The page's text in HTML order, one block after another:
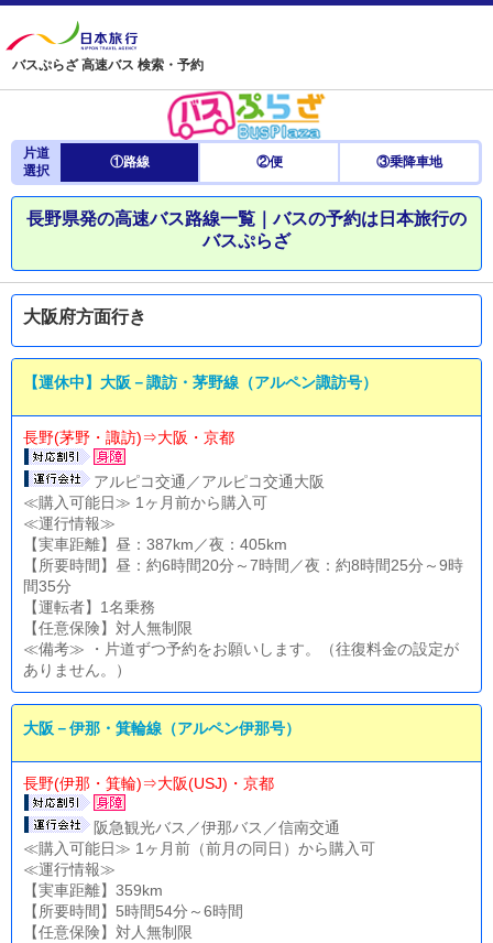
バスぷらざ 高速バス 検索・予約
片道
選択
①路線 ②便 ③乗降車地
長野県発の高速バス路線一覧｜バスの予約は日本旅行の
バスぷらざ
大阪府方面行き
【運休中】大阪－諏訪・茅野線（アルペン諏訪号）
長野(茅野・諏訪)⇒大阪・京都
アルピコ交通／アルピコ交通大阪
≪購入可能日≫ 1ヶ月前から購入可
≪運行情報≫
【実車距離】昼：387km／夜：405km
【所要時間】昼：約6時間20分～7時間／夜：約8時間25分～9時
間35分
【運転者】1名乗務
【任意保険】対人無制限
≪備考≫ ・片道ずつ予約をお願いします。（往復料金の設定が
ありません。）
大阪－伊那・箕輪線（アルペン伊那号）
長野(伊那・箕輪)⇒大阪(USJ)・京都
阪急観光バス／伊那バス／信南交通
≪購入可能日≫ 1ヶ月前（前月の同日）から購入可
≪運行情報≫
【実車距離】359km
【所要時間】5時間54分～6時間
【任意保険】対人無制限